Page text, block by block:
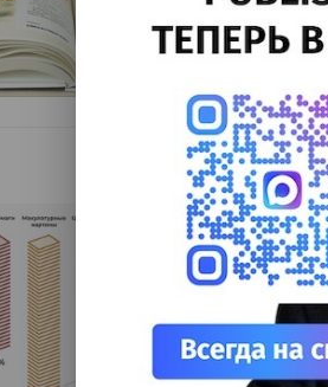
Читать далее
Как изменился
ТЕГИ Статистика|
Бумага,
Данные марта по
Читать далее